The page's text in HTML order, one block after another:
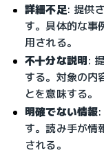
詳細不足: 提供
す。具体的な事
用される。
不十分な説明:
する。対象の内
とを意味する。
明確でない情報:
す。読み手が情
される。